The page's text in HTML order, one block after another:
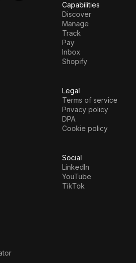
Capabilities
Discover
Manage
Track
Pay
Inbox
Shopify
Legal
Terms of service
Privacy policy
DPA
Cookie policy
Social
LinkedIn
YouTube
TikTok